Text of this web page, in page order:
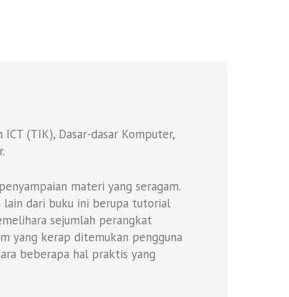
(TIK), Dasar-dasar Komputer,
materi yang seragam.
lain dari buku ini berupa tutorial
sejumlah perangkat
yang kerap ditemukan pengguna
beberapa hal praktis yang